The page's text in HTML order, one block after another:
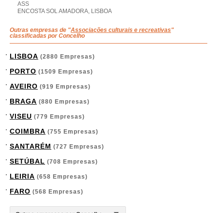
ASS
ENCOSTA SOL AMADORA, LISBOA
Outras empresas de "Associações culturais e recreativas"
classificadas por Concelho
LISBOA (2880 Empresas)
PORTO (1509 Empresas)
AVEIRO (919 Empresas)
BRAGA (880 Empresas)
VISEU (779 Empresas)
COIMBRA (755 Empresas)
SANTARÉM (727 Empresas)
SETÚBAL (708 Empresas)
LEIRIA (658 Empresas)
FARO (568 Empresas)